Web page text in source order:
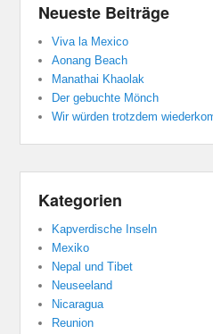
Neueste Beiträge
Viva la Mexico
Aonang Beach
Manathai Khaolak
Der gebuchte Mönch
Wir würden trotzdem
Kategorien
Kapverdische Inseln
Mexiko
Nepal und Tibet
Neuseeland
Nicaragua
Reunion